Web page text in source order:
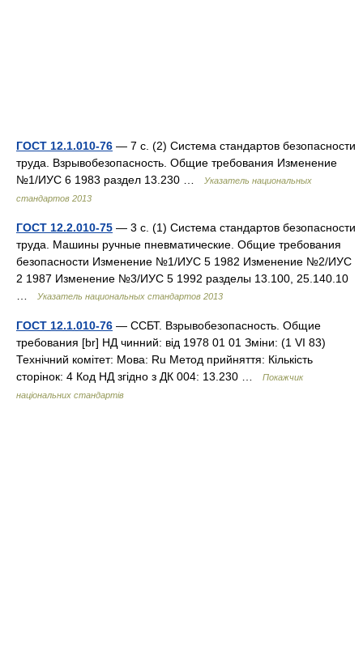
ГОСТ 12.1.010-76 — 7 с. (2) Система стандартов безопасности
труда. Взрывобезопасность. Общие требования Изменение
№1/ИУС 6 1983 раздел 13.230 …
Указатель национальных
стандартов 2013
ГОСТ 12.2.010-75 — 3 с. (1) Система стандартов безопасности
труда. Машины ручные пневматические. Общие требования
безопасности Изменение №1/ИУС 5 1982 Изменение №2/ИУС
2 1987 Изменение №3/ИУС 5 1992 разделы 13.100, 25.140.10
Указатель национальных стандартов 2013
ГОСТ 12.1.010-76 — ССБТ. Взрывобезопасность. Общие
требования [br] НД чинний: від 1978 01 01 Зміни: (1 VI 83)
Технічний комітет: Мова: Ru Метод прийняття: Кількість
сторінок: 4 Код НД згідно з ДК 004: 13.230 …
Покажчик
національних стандартів